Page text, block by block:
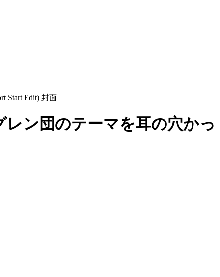
ン団のテーマを耳の穴かっ